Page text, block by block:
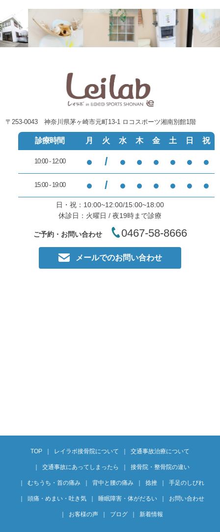
〒253-0043 神奈川県茅ヶ崎市元町13-1 ロコスポーツ湘南別館1階
診療時間 月 火 水 木 金 土 日 祝
10:00 - 12:00 ● / ● ● ● ● ● ●
15:00 - 19:00 ● / ● ● ● ● ● ●
日・祝：10:00~12:00/15:00~18:00
休診日：火曜日 / 夜19時まで診療
ご予約・お問い合わせ 0467-58-8666
メールでのお問い合わせ
TOP レイラボ接骨院について 交通事故治療について
交通事故にあってしまったら 接骨院・整骨院の違い
むちうち・首の痛み 背中と腰の痛み 捻挫 手足のしびれ
頭痛・めまい・吐き気 睡眠障害・体がだるい お問い合わせ
お客様の声 ブログ 新着情報